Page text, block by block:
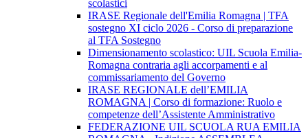
scolastici
IRASE Regionale dell'Emilia Romagna | TFA
sostegno XI ciclo 2026 - Corso di preparazione
al TFA Sostegno
Dimensionamento scolastico: UIL Scuola Emilia-
Romagna contraria agli accorpamenti e al
commissariamento del Governo
IRASE REGIONALE dell’EMILIA
ROMAGNA | Corso di formazione: Ruolo e
competenze dell’Assistente Amministrativo
FEDERAZIONE UIL SCUOLA RUA EMILIA